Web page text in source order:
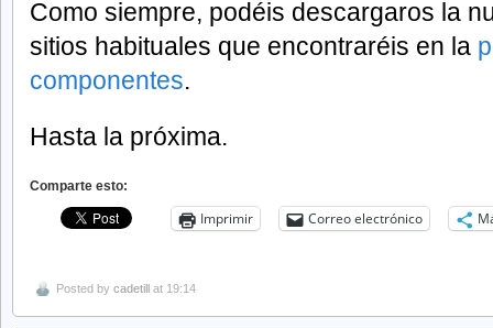
Como siempre, podéis descargaros la
sitios habituales que encontraréis en la
componentes.
Hasta la próxima.
Comparte esto:
Imprimir Correo electrónico
Posted by cadetill at 19:14